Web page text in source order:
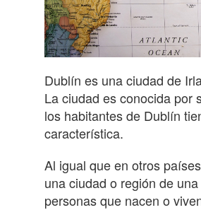
Dublín es una ciudad de
La ciudad es conocida por
los habitantes de Dublín
característica.
Al igual que en otros
una ciudad o región de
personas que nacen o